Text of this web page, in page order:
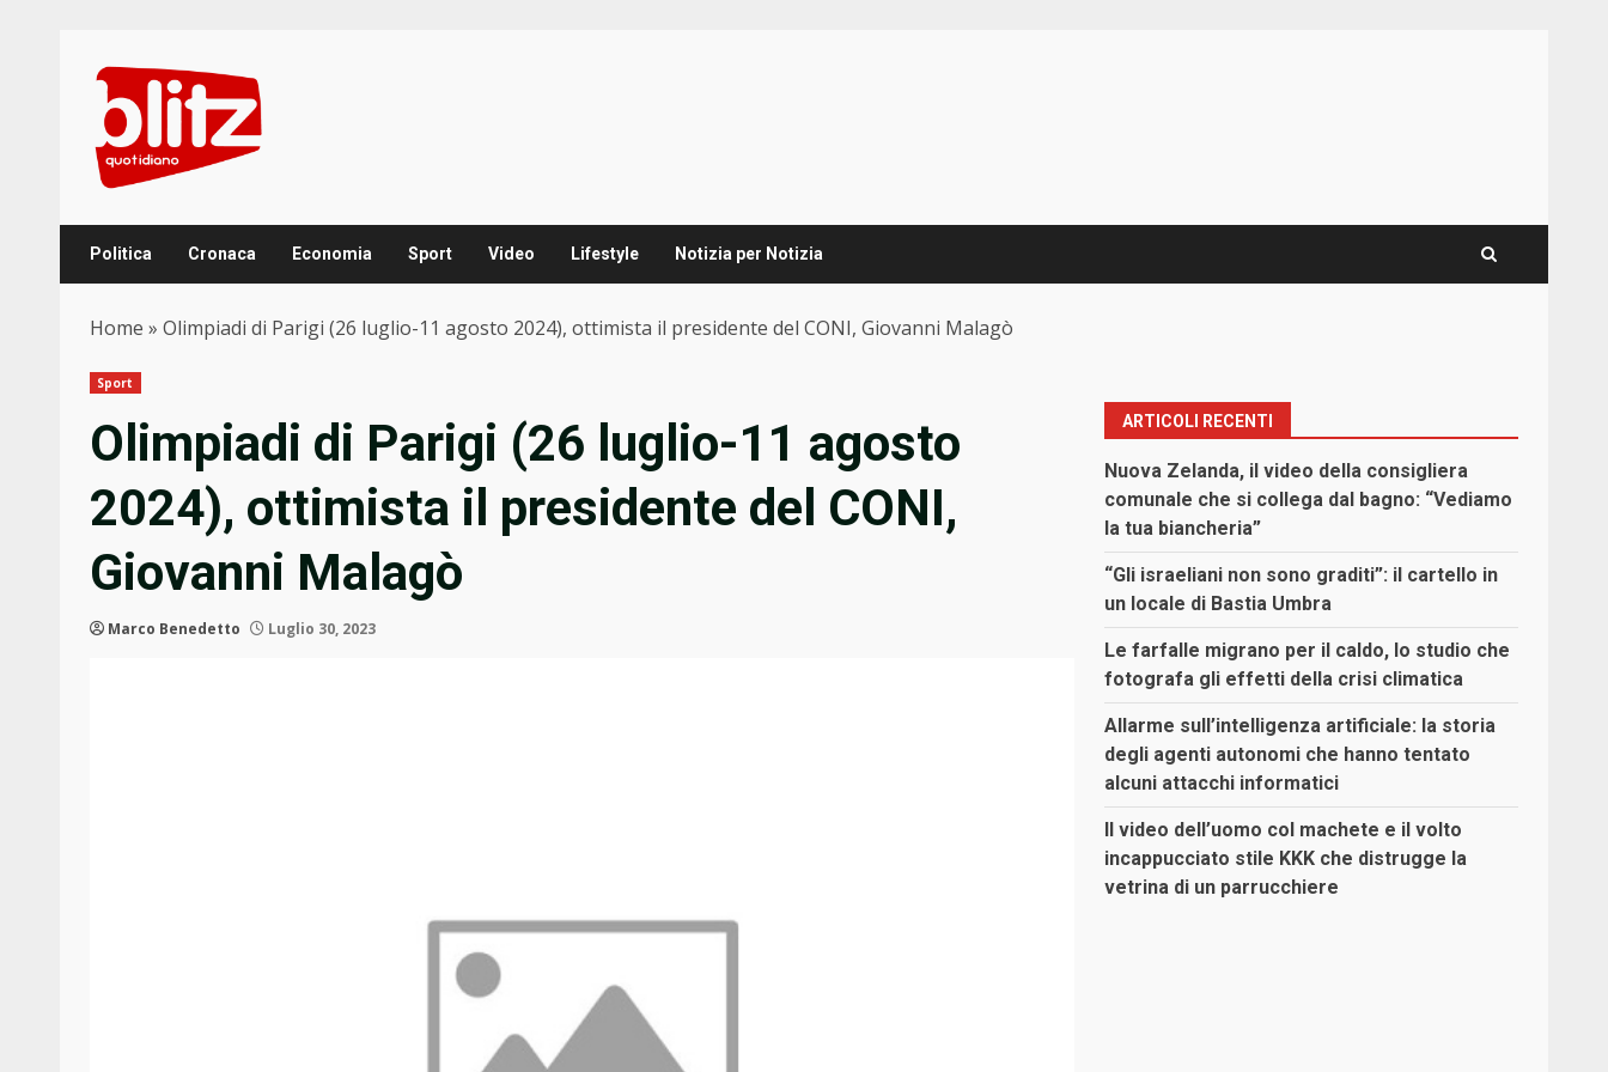
content
Politica Cronaca Economia Sport Video Lifestyle Notizia per Notizia
Home » Olimpiadi di Parigi (26 luglio-11 agosto 2024), ottimista il presidente del CONI, Giovanni Malagò
Sport
Olimpiadi di Parigi (26 luglio-11 agosto
2024), ottimista il presidente del CONI,
Giovanni Malagò
Marco Benedetto Luglio 30, 2023
ARTICOLI RECENTI
Nuova Zelanda, il video della consigliera
comunale che si collega dal bagno: “Vediamo
la tua biancheria”
“Gli israeliani non sono graditi”: il cartello in
un locale di Bastia Umbra
Le farfalle migrano per il caldo, lo studio che
fotografa gli effetti della crisi climatica
Allarme sull’intelligenza artificiale: la storia
degli agenti autonomi che hanno tentato
alcuni attacchi informatici
Il video dell’uomo col machete e il volto
incappucciato stile KKK che distrugge la
vetrina di un parrucchiere